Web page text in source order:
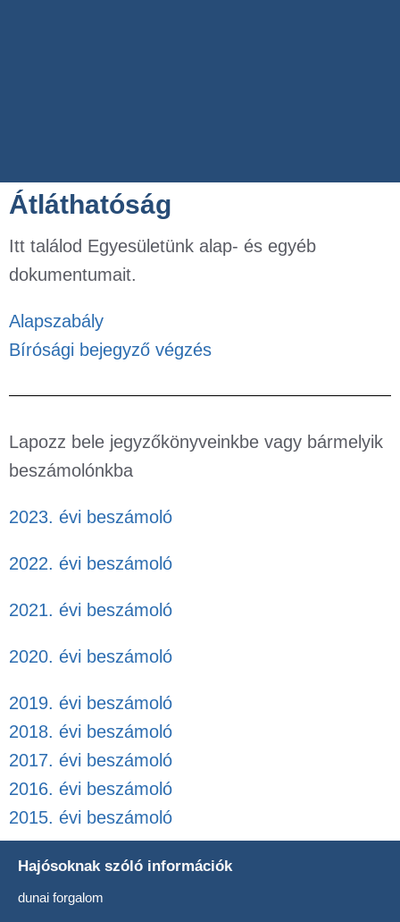
Átláthatóság
Itt találod Egyesületünk alap- és egyéb
dokumentumait.
Alapszabály
Bírósági bejegyző végzés
Lapozz bele jegyzőkönyveinkbe vagy bármelyik
beszámolónkba
2023. évi beszámoló
2022. évi beszámoló
2021. évi beszámoló
2020. évi beszámoló
2019. évi beszámoló
2018. évi beszámoló
2017. évi beszámoló
2016. évi beszámoló
2015. évi beszámoló
Hajósoknak szóló információk
dunai forgalom